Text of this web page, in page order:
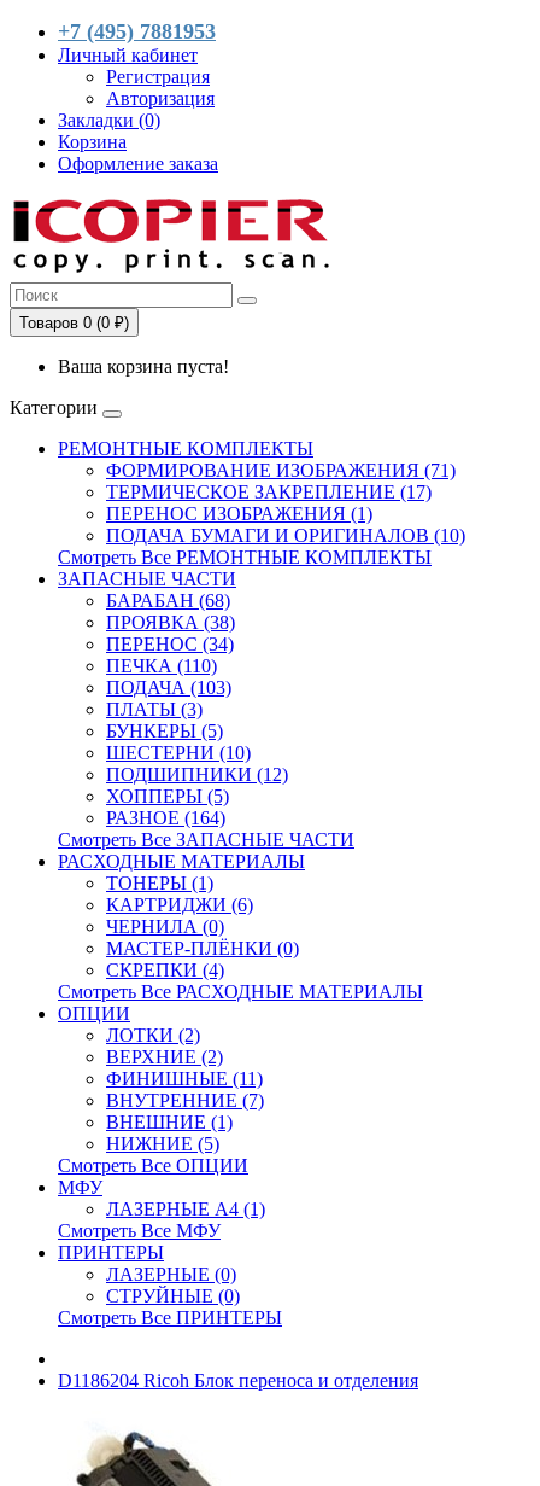
+7 (495) 7881953
Личный кабинет
Регистрация
Авторизация
Закладки (0)
Корзина
Оформление заказа
Товаров 0 (0 ₽)
Ваша корзина пуста!
Категории
РЕМОНТНЫЕ КОМПЛЕКТЫ
ФОРМИРОВАНИЕ ИЗОБРАЖЕНИЯ (71)
ТЕРМИЧЕСКОЕ ЗАКРЕПЛЕНИЕ (17)
ПЕРЕНОС ИЗОБРАЖЕНИЯ (1)
ПОДАЧА БУМАГИ И ОРИГИНАЛОВ (10)
Смотреть Все РЕМОНТНЫЕ КОМПЛЕКТЫ
ЗАПАСНЫЕ ЧАСТИ
БАРАБАН (68)
ПРОЯВКА (38)
ПЕРЕНОС (34)
ПЕЧКА (110)
ПОДАЧА (103)
ПЛАТЫ (3)
БУНКЕРЫ (5)
ШЕСТЕРНИ (10)
ПОДШИПНИКИ (12)
ХОППЕРЫ (5)
РАЗНОЕ (164)
Смотреть Все ЗАПАСНЫЕ ЧАСТИ
РАСХОДНЫЕ МАТЕРИАЛЫ
ТОНЕРЫ (1)
КАРТРИДЖИ (6)
ЧЕРНИЛА (0)
МАСТЕР-ПЛЁНКИ (0)
СКРЕПКИ (4)
Смотреть Все РАСХОДНЫЕ МАТЕРИАЛЫ
ОПЦИИ
ЛОТКИ (2)
ВЕРХНИЕ (2)
ФИНИШНЫЕ (11)
ВНУТРЕННИЕ (7)
ВНЕШНИЕ (1)
НИЖНИЕ (5)
Смотреть Все ОПЦИИ
МФУ
ЛАЗЕРНЫЕ A4 (1)
Смотреть Все МФУ
ПРИНТЕРЫ
ЛАЗЕРНЫЕ (0)
СТРУЙНЫЕ (0)
Смотреть Все ПРИНТЕРЫ
D1186204 Ricoh Блок переноса и отделения